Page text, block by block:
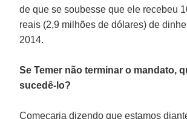
de que se soubesse que ele recebeu
reais (2,9 milhões de dólares) de
2014.
Se Temer não terminar o mandato,
sucedê-lo?
Começaria dizendo que estamos